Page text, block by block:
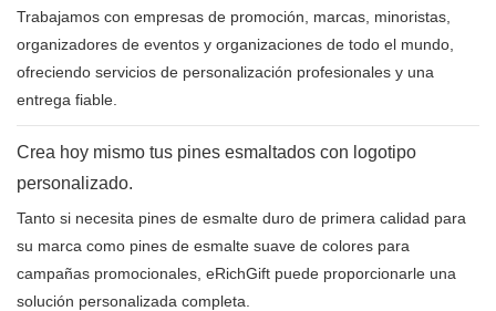
Trabajamos con empresas de promoción, marcas, minoristas,
organizadores de eventos y organizaciones de todo el mundo,
ofreciendo servicios de personalización profesionales y una
entrega fiable.
Crea hoy mismo tus pines esmaltados con logotipo
personalizado.
Tanto si necesita pines de esmalte duro de primera calidad para
su marca como pines de esmalte suave de colores para
campañas promocionales, eRichGift puede proporcionarle una
solución personalizada completa.